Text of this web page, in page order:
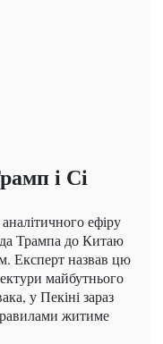
і Сі
ефіру
Трампа до Китаю
Експерт назвав цю
майбутнього
у Пекіні зараз
житиме